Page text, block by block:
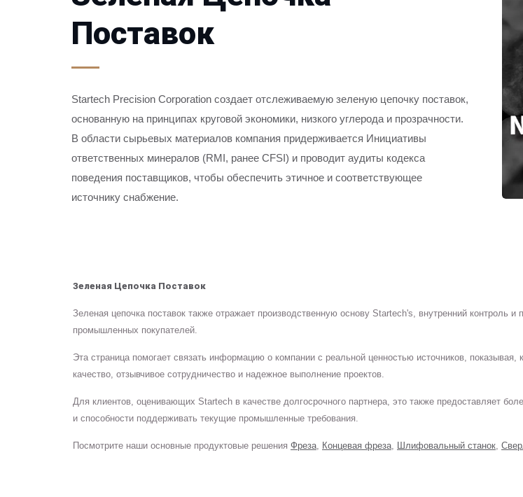
Поставок
Startech Precision Corporation создает отслеживаемую зеленую цепочку поставок,
основанную на принципах круговой экономики, низкого углерода и прозрачности.
В области сырьевых материалов компания придерживается Инициативы
ответственных минералов (RMI, ранее CFSI) и проводит аудиты кодекса
поведения поставщиков, чтобы обеспечить этичное и соответствующее
источнику снабжение.
Зеленая Цепочка Поставок
Зеленая цепочка поставок также отражает производственную основу Startech's, внутренний контроль
промышленных покупателей.
Эта страница помогает связать информацию о компании с реальной ценностью источников,
качество, отзывчивое сотрудничество и надежное выполнение проектов.
Для клиентов, оценивающих Startech в качестве долгосрочного партнера, это также предоставляет
и способности поддерживать текущие промышленные требования.
Посмотрите наши основные продуктовые решения Фреза, Концевая фреза, Шлифовальный станок,